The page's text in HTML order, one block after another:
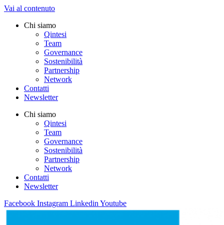
Vai al contenuto
Chi siamo
Qintesi
Team
Governance
Sostenibilità
Partnership
Network
Contatti
Newsletter
Chi siamo
Qintesi
Team
Governance
Sostenibilità
Partnership
Network
Contatti
Newsletter
Facebook Instagram Linkedin Youtube